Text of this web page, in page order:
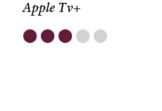
Apple Tv+
⬤ ⬤ ⬤ ⬤ ⬤